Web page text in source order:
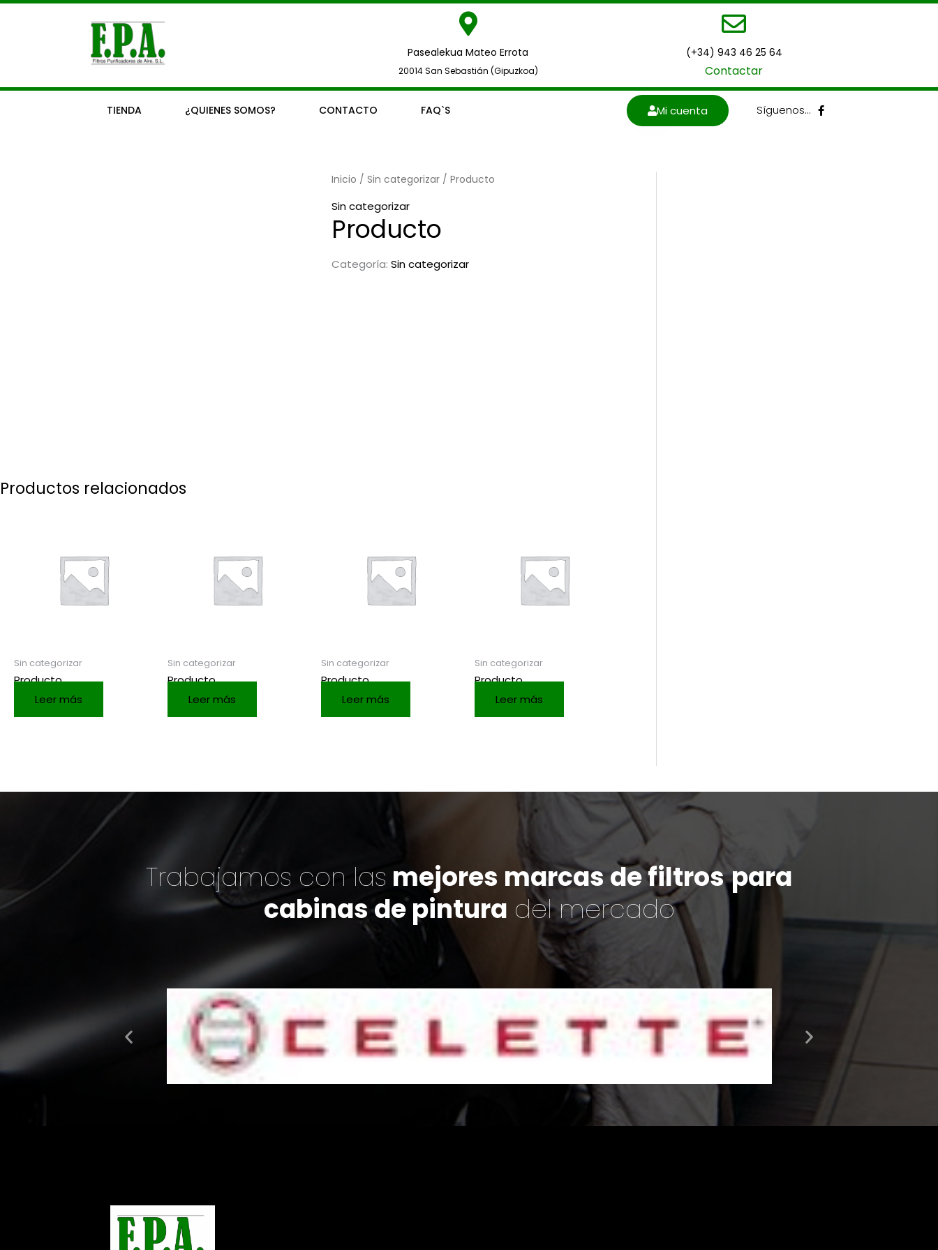
Ir
Pasealekua Mateo Errota
20014 San Sebastián (Gipuzkoa)
(+34) 943 46 25 64
Contactar
TIENDA ¿QUIENES SOMOS? CONTACTO FAQ`S Mi cuenta Síguenos… F
a
Inicio /Sin categorizar / Producto
Sin categorizar
Producto
Categoría:Sin categorizar
Productos relacionados
Sin categorizar
Producto
Leer más
Sin categorizar
Producto
Leer más
Sin categorizar
Producto
Leer más
Sin categorizar
Producto
Leer más
Trabajamos con las mejores marcas de filtrospara
cabinas de pintura del mercado